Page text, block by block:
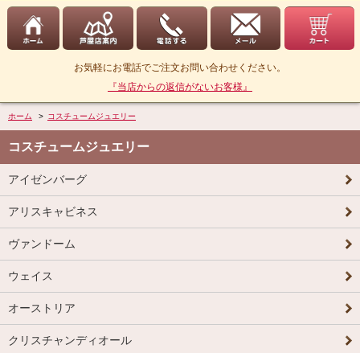
お気軽にお電話でご注文お問い合わせください。
『当店からの返信がないお客様』
ホーム > コスチュームジュエリー
コスチュームジュエリー
アイゼンバーグ
アリスキャビネス
ヴァンドーム
ウェイス
オーストリア
クリスチャンディオール